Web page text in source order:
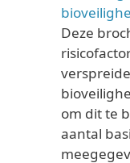
Deze
om dit te
aantal